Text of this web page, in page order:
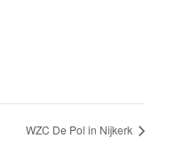
WZC De Pol in Nijkerk